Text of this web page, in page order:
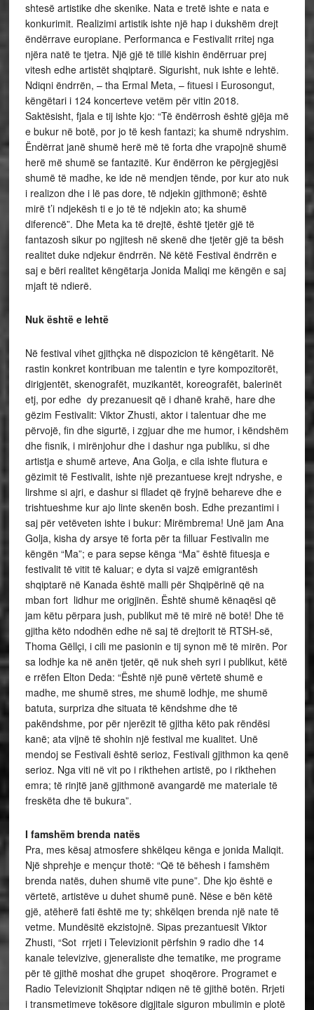
shtesë artistike dhe skenike. Nata e tretë ishte e nata e
konkurimit. Realizimi artistik ishte një hap i dukshëm drejt
ëndërrave europiane. Performanca e Festivalit rritej nga
njëra natë te tjetra. Një gjë të tillë kishin ëndërruar prej
vitesh edhe artistët shqiptarë. Sigurisht, nuk ishte e lehtë.
Ndiqni ëndrrën, – tha Ermal Meta, – fituesi i Eurosongut,
këngëtari i 124 koncerteve vetëm për vitin 2018.
Saktësisht, fjala e tij ishte kjo: “Të ëndërrosh është gjëja më
e bukur në botë, por jo të kesh fantazi; ka shumë ndryshim.
Ëndërrat janë shumë herë më të forta dhe vrapojnë shumë
herë më shumë se fantazitë. Kur ëndërron ke përgjegjësi
shumë të madhe, ke ide në mendjen tënde, por kur ato nuk
i realizon dhe i lë pas dore, të ndjekin gjithmonë; është
mirë t’i ndjekësh ti e jo të të ndjekin ato; ka shumë
diferencë”. Dhe Meta ka të drejtë, është tjetër gjë të
fantazosh sikur po ngjitesh në skenë dhe tjetër gjë ta bësh
realitet duke ndjekur ëndrrën. Në këtë Festival ëndrrën e
saj e bëri realitet këngëtarja Jonida Maliqi me këngën e saj
mjaft të ndierë.
Nuk është e lehtë
Në festival vihet gjithçka në dispozicion të këngëtarit. Në
rastin konkret kontribuan me talentin e tyre kompozitorët,
dirigjentët, skenografët, muzikantët, koreografët, balerinët
etj, por edhe dy prezanuesit që i dhanë krahë, hare dhe
gëzim Festivalit: Viktor Zhusti, aktor i talentuar dhe me
përvojë, fin dhe sigurtë, i zgjuar dhe me humor, i këndshëm
dhe fisnik, i mirënjohur dhe i dashur nga publiku, si dhe
artistja e shumë arteve, Ana Golja, e cila ishte flutura e
gëzimit të Festivalit, ishte një prezantuese krejt ndryshe, e
lirshme si ajri, e dashur si flladet që fryjnë behareve dhe e
trishtueshme kur ajo linte skenën bosh. Edhe prezantimi i
saj për vetëveten ishte i bukur: Mirëmbrema! Unë jam Ana
Golja, kisha dy arsye të forta për ta filluar Festivalin me
këngën “Ma”; e para sepse kënga “Ma” është fituesja e
festivalit të vitit të kaluar; e dyta si vajzë emigrantësh
shqiptarë në Kanada është malli për Shqipërinë që na
mban fort lidhur me origjinën. Është shumë kënaqësi që
jam këtu përpara jush, publikut më të mirë në botë! Dhe të
gjitha këto ndodhën edhe në saj të drejtorit të RTSH-së,
Thoma Gëllçi, i cili me pasionin e tij synon më të mirën. Por
sa lodhje ka në anën tjetër, që nuk sheh syri i publikut, këtë
e rrëfen Elton Deda: “Është një punë vërtetë shumë e
madhe, me shumë stres, me shumë lodhje, me shumë
batuta, surpriza dhe situata të këndshme dhe të
pakëndshme, por për njerëzit të gjitha këto pak rëndësi
kanë; ata vijnë të shohin një festival me kualitet. Unë
mendoj se Festivali është serioz, Festivali gjithmon ka qenë
serioz. Nga viti në vit po i rikthehen artistë, po i rikthehen
emra; të rinjtë janë gjithmonë avangardë me materiale të
freskëta dhe të bukura”.
I famshëm brenda natës
Pra, mes kësaj atmosfere shkëlqeu kënga e jonida Maliqit.
Një shprehje e mençur thotë: “Që të bëhesh i famshëm
brenda natës, duhen shumë vite pune”. Dhe kjo është e
vërtetë, artistëve u duhet shumë punë. Nëse e bën këtë
gjë, atëherë fati është me ty; shkëlqen brenda një nate të
vetme. Mundësitë ekzistojnë. Sipas prezantuesit Viktor
Zhusti, “Sot rrjeti i Televizionit përfshin 9 radio dhe 14
kanale televizive, gjeneraliste dhe tematike, me programe
për të gjithë moshat dhe grupet shoqërore. Programet e
Radio Televizionit Shqiptar ndiqen në të gjithë botën. Rrjeti
i transmetimeve tokësore digjitale siguron mbulimin e plotë